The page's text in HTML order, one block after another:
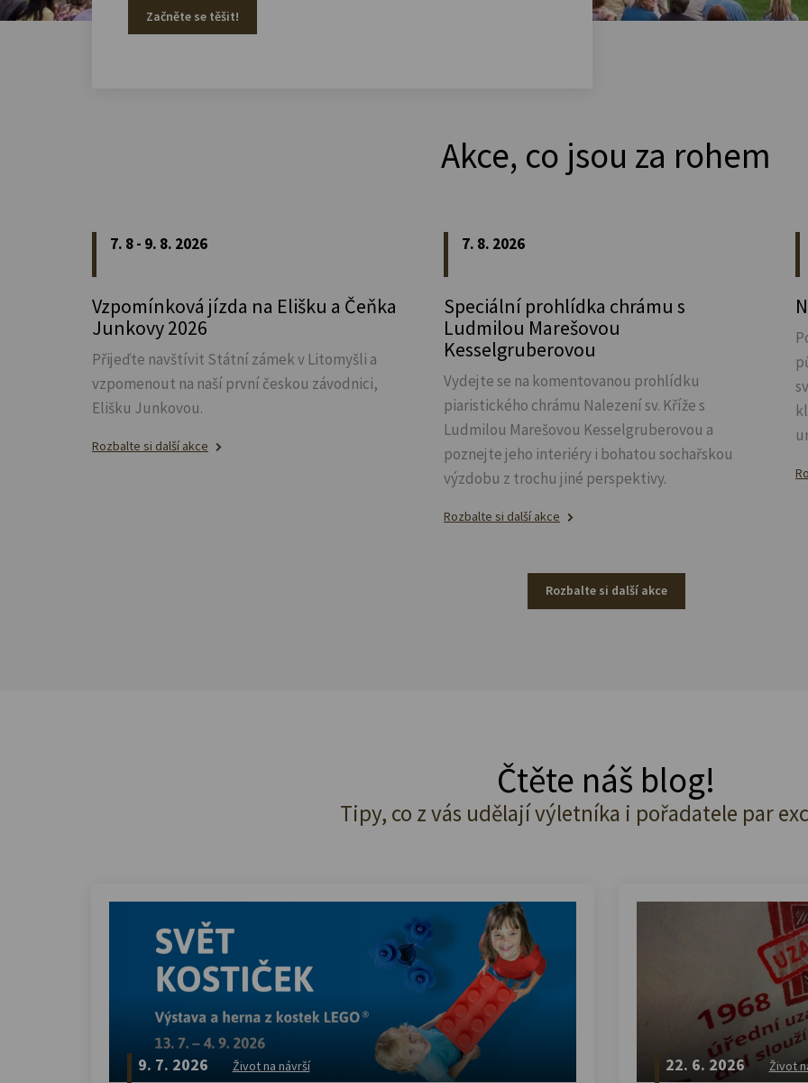
Začněte se těšit!
Akce, co jsou za rohem
7. 8 - 9. 8. 2026
Vzpomínková jízda na Elišku a Čeňka
Junkovy 2026
Přijeďte navštívit Státní zámek v Litomyšli a
vzpomenout na naší první českou závodnici,
Elišku Junkovou.
Rozbalte si další akce
7. 8. 2026
Speciální prohlídka chrámu s
Ludmilou Marešovou
Kesselgruberovou
Vydejte se na komentovanou prohlídku
piaristického chrámu Nalezení sv. Kříže s
Ludmilou Marešovou Kesselgruberovou a
poznejte jeho interiéry i bohatou sochařskou
výzdobu z trochu jiné perspektivy.
Rozbalte si další akce
Rozbalte si další akce
Čtěte náš blog!
Tipy, co z vás udělají výletníka i pořadatele par
9. 7. 2026 Život na návrší 22. 6. 2026 Život